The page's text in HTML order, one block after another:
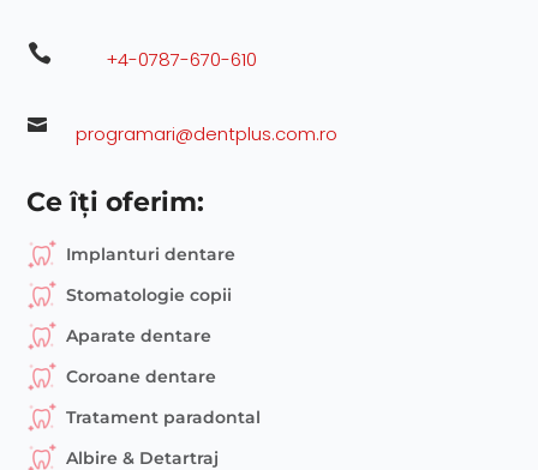
 +4-0787-670-610
 programari@dentplus.com.ro
Ce îți oferim:
Implanturi dentare
Stomatologie copii
Aparate dentare
Coroane dentare
Tratament paradontal
Albire & Detartraj